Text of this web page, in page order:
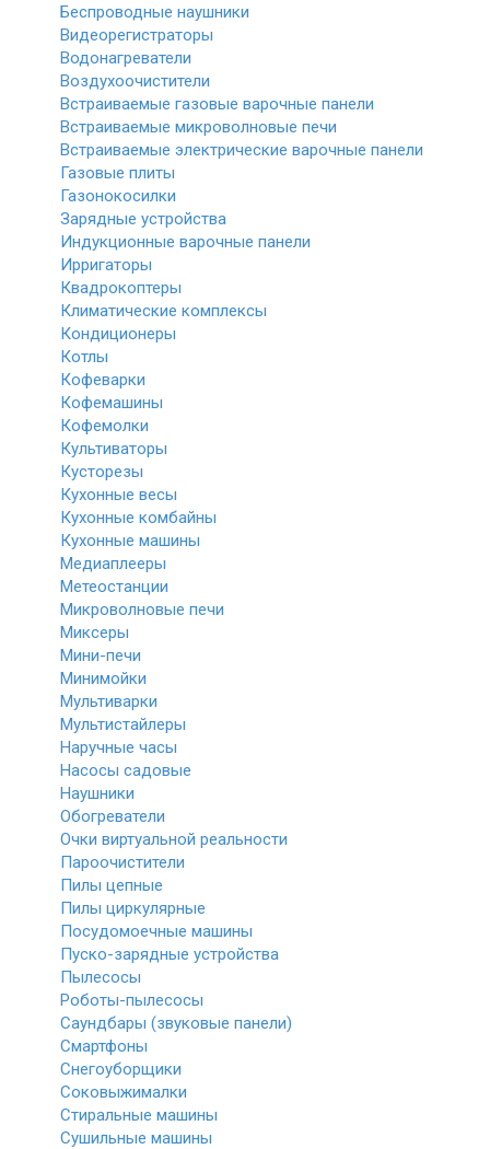
Беспроводные наушники
Видеорегистраторы
Водонагреватели
Воздухоочистители
Встраиваемые газовые варочные панели
Встраиваемые микроволновые печи
Встраиваемые электрические варочные панели
Газовые плиты
Газонокосилки
Зарядные устройства
Индукционные варочные панели
Ирригаторы
Квадрокоптеры
Климатические комплексы
Кондиционеры
Котлы
Кофеварки
Кофемашины
Кофемолки
Культиваторы
Кусторезы
Кухонные весы
Кухонные комбайны
Кухонные машины
Медиаплееры
Метеостанции
Микроволновые печи
Миксеры
Мини-печи
Минимойки
Мультиварки
Мультистайлеры
Наручные часы
Насосы садовые
Наушники
Обогреватели
Очки виртуальной реальности
Пароочистители
Пилы цепные
Пилы циркулярные
Посудомоечные машины
Пуско-зарядные устройства
Пылесосы
Роботы-пылесосы
Саундбары (звуковые панели)
Смартфоны
Снегоуборщики
Соковыжималки
Стиральные машины
Сушильные машины